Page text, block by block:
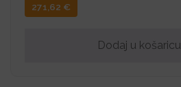
271,62 €
Dodaj u košaricu